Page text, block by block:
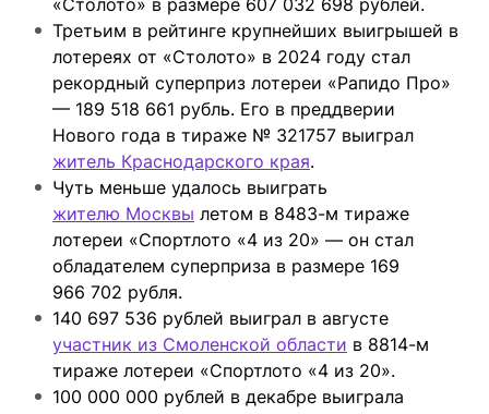
Третьим в рейтинге крупнейших выигрышей в
лотереях от «Столото» в 2024 году стал
рекордный суперприз лотереи «Рапидо Про»
— 189 518 661 рубль. Его в преддверии
Нового года в тираже № 321757 выиграл
житель Краснодарского края.
Чуть меньше удалось выиграть
жителю Москвы летом в 8483-м тираже
лотереи «Спортлото «4 из 20» — он стал
обладателем суперприза в размере 169
966 702 рубля.
140 697 536 рублей выиграл в августе
участник из Смоленской области в 8814-м
тираже лотереи «Спортлото «4 из 20».
100 000 000 рублей в декабре выиграла